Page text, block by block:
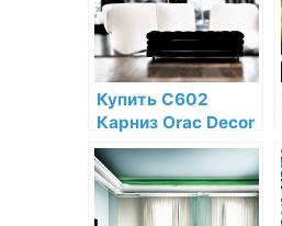
Купить C602
Карниз Orac Decor
Полиуретан Orac
Decor по низкой
цене в интернет-
магазине